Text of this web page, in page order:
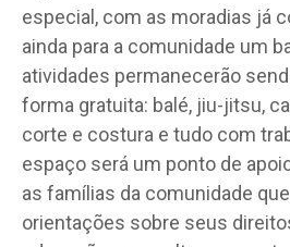
especial, com as moradias já
ainda para a comunidade um
atividades permanecerão
forma gratuita: balé, jiu-jitsu,
corte e costura e tudo com
espaço será um ponto de
as famílias da comunidade
orientações sobre seus